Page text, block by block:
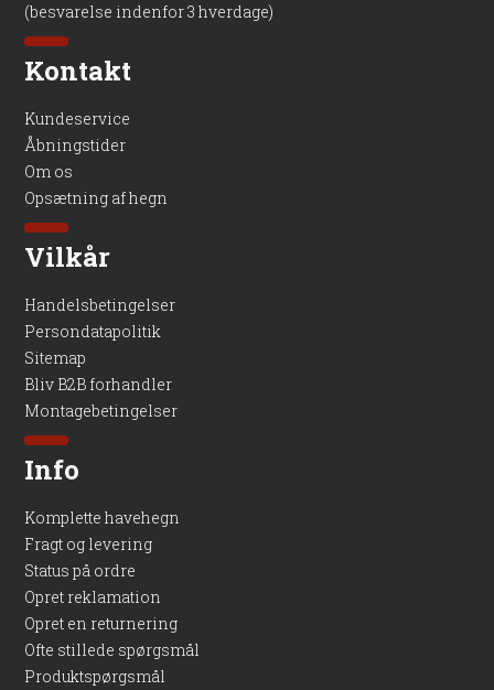
(besvarelse indenfor 3 hverdage)
Kontakt
Kundeservice
Åbningstider
Om os
Opsætning af hegn
Vilkår
Handelsbetingelser
Persondatapolitik
Sitemap
Bliv B2B forhandler
Montagebetingelser
Info
Komplette havehegn
Fragt og levering
Status på ordre
Opret reklamation
Opret en returnering
Ofte stillede spørgsmål
Produktspørgsmål